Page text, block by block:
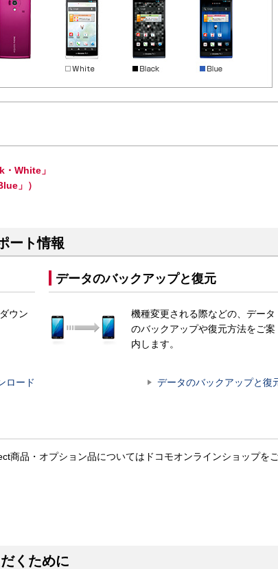
White」
」）
ート情報
ウン
ロード
データのバックアップと復元
機種変更される際などの、データ
のバックアップや復元方法をご案
内します。
データのバックアップと復
商品・オプション品についてはドコモオンラインショップを
くために